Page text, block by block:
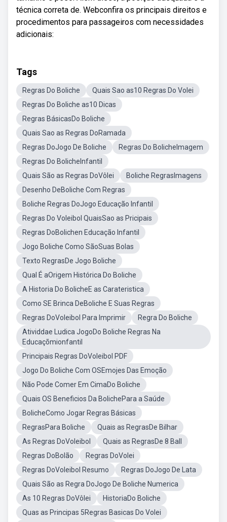
técnica correta de. Webconfira os principais direitos e
procedimentos para passageiros com necessidades
adicionais:
Tags
Regras Do Boliche
Quais Sao as10 Regras Do Volei
Regras Do Boliche as10 Dicas
Regras BásicasDo Boliche
Quais Sao as Regras DoRamada
Regras DoJogo De Boliche
Regras Do BolicheImagem
Regras Do BolicheInfantil
Quais São as Regras DoVôlei
Boliche RegrasImagens
Desenho DeBoliche Com Regras
Boliche Regras DoJogo Educação Infantil
Regras Do Voleibol QuaisSao as Pricipais
Regras DoBolichen Educação Infantil
Jogo Boliche Como SãoSuas Bolas
Texto RegrasDe Jogo Boliche
Qual É aOrigem Histórica Do Boliche
A Historia Do BolicheE as Carateristica
Como SE Brinca DeBoliche E Suas Regras
Regras DoVoleibol Para Imprimir
Regra Do Boliche
Atividdae Ludica JogoDo Boliche Regras Na
Educaçõmionfantil
Principais Regras DoVoleibol PDF
Jogo Do Boliche Com OSEmojes Das Emoção
Não Pode Comer Em CimaDo Boliche
Quais OS Beneficios Da BolichePara a Saúde
BolicheComo Jogar Regras Básicas
RegrasPara Boliche
Quais as RegrasDe Bilhar
As Regras DoVoleibol
Quais as RegrasDe 8 Ball
Regras DoBolão
Regras DoVolei
Regras DoVoleibol Resumo
Regras DoJogo De Lata
Quais São as Regra DoJogo De Boliche Numerica
As 10 Regras DoVôlei
HistoriaDo Boliche
Quas as Principas 5Regras Basicas Do Volei